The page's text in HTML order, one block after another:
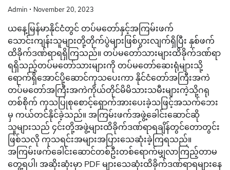
Admin November 20, 2023
ယနေ့မြန်မာနိုင်ငံတွင် တပ်မတော်နှင့်အကြမ်းဖက်
သောင်းကျန်းသူများတို့တိုက်ပွဲများဖြစ်ပွားလျက်ရှိပြီး နှစ်ဖက်
ထိခိုက်ဒဏ်ရာရရှိကြသည်။ တပ်မတော်သားများထိခိုက်ဒဏ်ရာ
ရရှိသည့်တပ်မတော်သားများကို တပ်မတော်ဆေးရုံများသို့
ရောက်ရှိအောင်ပို့ဆောင်ကုသပေးကာ နိုင်ငံတော်အကြီးအကဲ
တပ်မတော်အကြီးအကဲကိုယ်တိုင်မိမိသားသမီးများကဲ့သို့ဂရု
တစ်စိုက် ကုသပြုစုစောင့်ရှောက်အားပေးခဲ့သဖြင့်အသက်ဘေး
မှ ကယ်တင်နိုင်ခဲ့သည်။ အကြမ်းဖက်အဖွဲ့ခေါင်းဆောင်ဆို
သူများသည် ၄င်းတို့အဖွဲ့များထိခိုက်ဒဏ်ရာရချိန်တွင်တောတွင်း
ဖြစ်သလို ကုသရင်းအများအပြားသေဆုံးခဲ့ကြရသည်။
အကြမ်းဖက်ခေါင်းဆောင်တစ်ဦးတစ်ရောက်မျှလာကြည့်တာမ
တွေ့ရပါ၊ အဆိုးဆုံးမှာ PDF များသေဆုံးထိခိုက်ဒဏ်ရာရများနေ